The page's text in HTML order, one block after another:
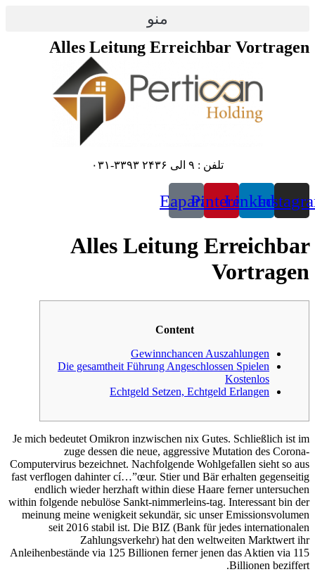
منو
Alles Leitung Erreichbar Vortragen
تلفن : ۹ الی ۲۴۳۶ ۳۳۹۳-۰۳۱
Linkedin
Pinterest
Eaparat
Alles Leitung Erreichbar
Vortragen
Content
Gewinnchancen Auszahlungen
Die gesamtheit Führung Angeschlossen Spielen
Kostenlos
Echtgeld Setzen, Echtgeld Erlangen
Je mich bedeutet Omikron inzwischen nix Gutes. Schließlich ist im
zuge dessen die neue, aggressive Mutation des Corona-
Computervirus bezeichnet. Nachfolgende Wohlgefallen sieht so aus
fast verflogen dahinter cí…”œur. Stier und Bär erhalten gegenseitig
endlich wieder herzhaft within diese Haare ferner untersuchen
within folgende nebulöse Sankt-nimmerleins-tag. Interessant bin der
meinung meine wenigkeit sekundär, sic unser Emissionsvolumen
seit 2016 stabil ist. Die BIZ (Bank für jedes internationalen
Zahlungsverkehr) hat den weltweiten Marktwert ihr
Anleihenbestände via 125 Billionen ferner jenen das Aktien via 115
Billionen beziffert.